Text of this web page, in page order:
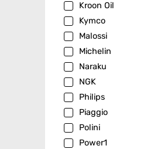
Kroon Oil
Kymco
Malossi
Michelin
Naraku
NGK
Philips
Piaggio
Polini
Power1